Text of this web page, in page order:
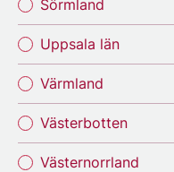
Sörmland
Uppsala län
Värmland
Västerbotten
Västernorrland